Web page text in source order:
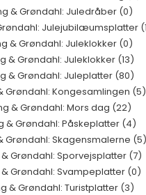
& Grøndahl: Juledråber (0)
Julejubilæumsplatter
& Grøndahl: Juleklokker (0)
& Grøndahl: Juleklokker (13)
& Grøndahl: Juleplatter (80)
Grøndahl: Kongesamlingen (5)
& Grøndahl: Mors dag (22)
& Grøndahl: Påskeplatter (4)
Grøndahl: Skagensmalerne (5)
& Grøndahl: Sporvejsplatter (7)
& Grøndahl: Svampeplatter (0)
& Grøndahl: Turistplatter (3)